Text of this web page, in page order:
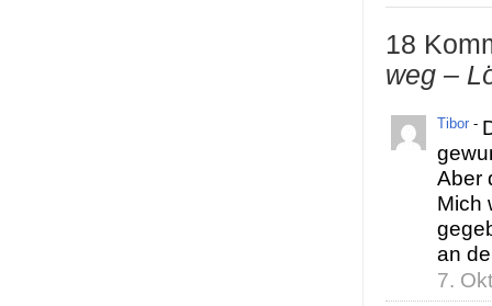
18
weg –
Tibor -
Aber
Mich
an
7.